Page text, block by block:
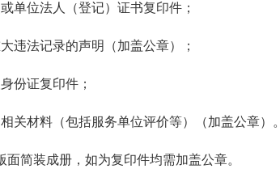
单位法人（登记）证书复印件；
违法记录的声明（加盖公章）；
份证复印件；
关材料（包括服务单位评价等）（加盖公章）。
面简装成册，如为复印件均需加盖公章。